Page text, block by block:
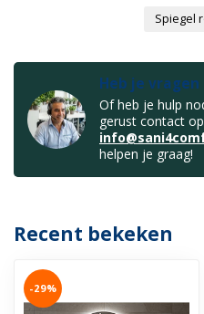
Spiegel
Heb je
Of heb je hulp
gerust contact
helpen je graag!
Recent bekeken
-29%